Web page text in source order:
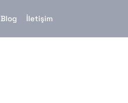
Blog İletişim